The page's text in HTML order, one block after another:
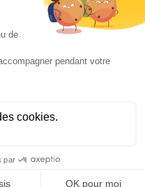
réservés.